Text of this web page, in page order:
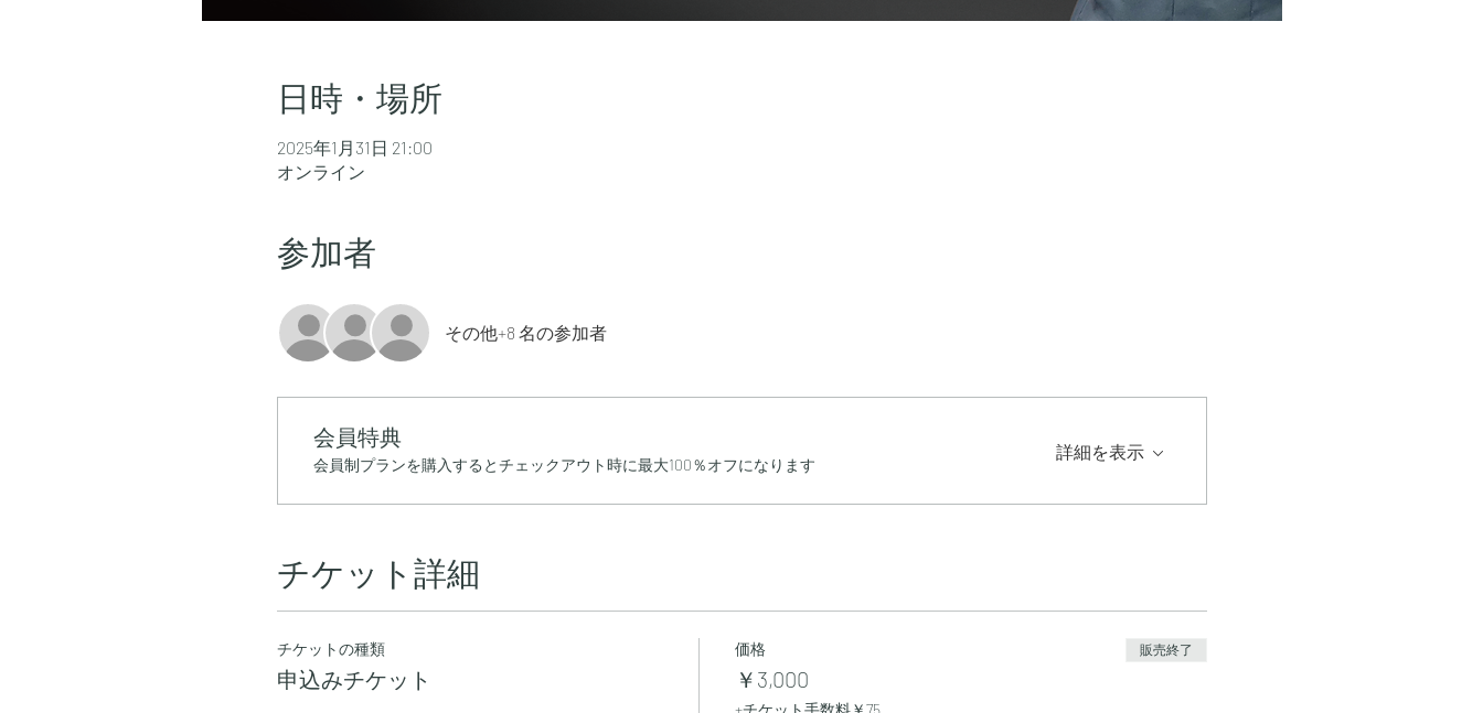
日時・場所
2025年1月31日 21:00
オンライン
参加者
その他+8 名の参加者
会員特典
会員制プランを購入するとチェックアウト時に最大100％オフになります
詳細を表示
チケット詳細
チケットの種類
申込みチケット
価格
￥3,000
+チケット手数料￥75
販売終了